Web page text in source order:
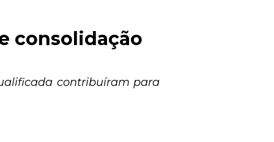
consolidação
contribuíram para